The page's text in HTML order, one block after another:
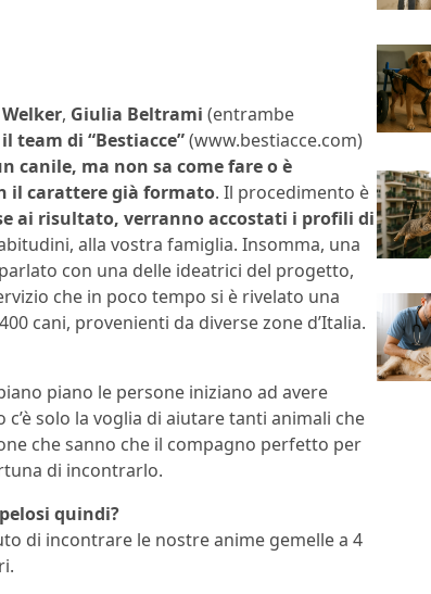
, Giulia Beltrami (entrambe
il team di “Bestiacce”(www.bestiacce.com)
canile, ma non sa come fare o è
il carattere già formato. Il procedimento è
ai risultato, verranno accostati i profili di
alla vostra famiglia. Insomma, una
con una delle ideatrici del progetto,
che in poco tempo si è rivelato una
cani, provenienti da diverse zone d’Italia.
piano le persone iniziano ad avere
solo la voglia di aiutare tanti animali che
che sanno che il compagno perfetto per
di incontrarlo.
quindi?
di incontrare le nostre anime gemelle a 4